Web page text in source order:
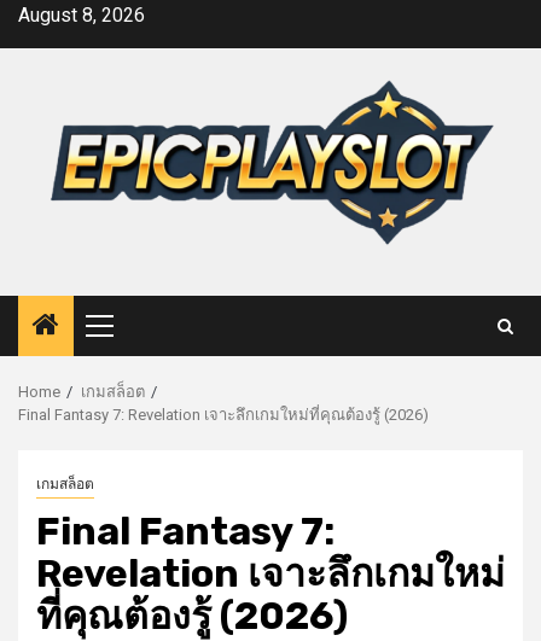
SkipAugust 8, 2026
Primary
Menu
Home
เกมสล็อต
Final Fantasy 7: Revelation เจาะลึกเกมใหม่ที่คุณต้องรู้ (2026)
เกมสล็อต
Final Fantasy 7:
Revelation เจาะลึกเกมใหม่
ที่คุณต้องรู้ (2026)